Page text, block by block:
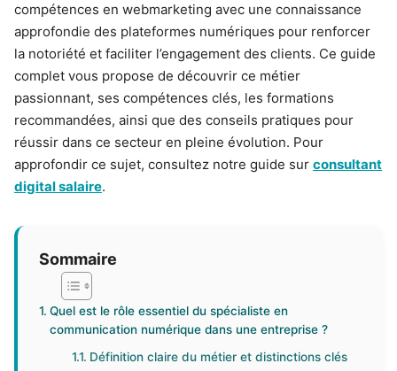
compétences en webmarketing avec une connaissance
approfondie des plateformes numériques pour renforcer
la notoriété et faciliter l’engagement des clients. Ce guide
complet vous propose de découvrir ce métier
passionnant, ses compétences clés, les formations
recommandées, ainsi que des conseils pratiques pour
réussir dans ce secteur en pleine évolution. Pour
approfondir ce sujet, consultez notre guide sur consultant
digital salaire.
Sommaire
Quel est le rôle essentiel du spécialiste en
communication numérique dans une entreprise ?
Définition claire du métier et distinctions clés